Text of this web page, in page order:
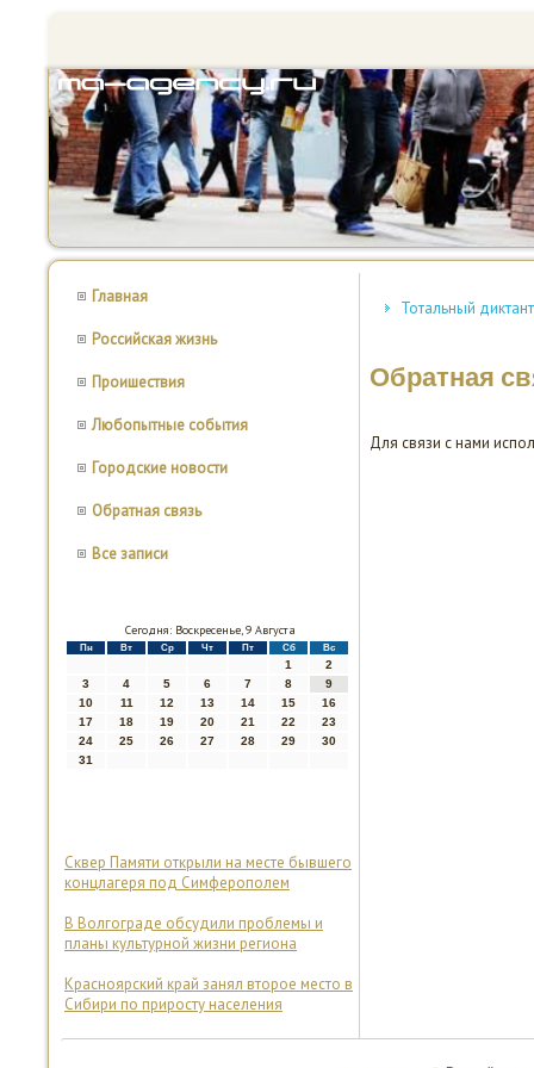
Главная
Российская жизнь
Проишествия
Любопытные события
Городские новости
Обратная связь
Все записи
Сегодня: Воскресенье, 9 Августа
Пн Вт Ср Чт Пт Сб Вс
1
2
3
4 5 6 7 8
9
10
11 12 13 14 15
16
17
18 19 20 21 22
23
24
25 26 27 28 29
30
31
Сквер Памяти открыли на месте бывшего
концлагеря под Симферополем
В Волгограде обсудили проблемы и
планы культурной жизни региона
Красноярский край занял второе место в
Сибири по приросту населения
Тотальный
Обратная
Для связи с нами